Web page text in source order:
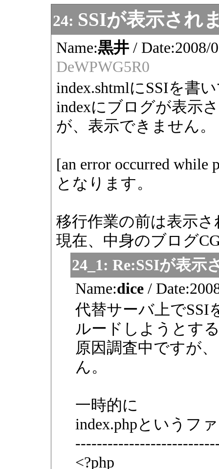
24: SSIが表示され
Name:黒井 / Date:2008/
DeWPWG5R0
index.shtmlにSSIを書
indexにブログが表示
が、表示できません。
[an error occurred while
となります。
移行作業の前は表示
現在、中身のブログ
24_1: Re:SSIが表示
Name:dice/ Date:
代替サーバ上でSSI
ルードしようとす
原因調査中ですが
ん。
一時的に
index.phpというフ
<?php